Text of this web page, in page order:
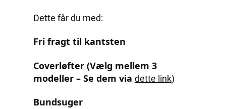
Dette får du med:
Fri fragt til kantsten
Coverløfter (Vælg mellem 3
modeller – Se dem via dette link)
Bundsuger